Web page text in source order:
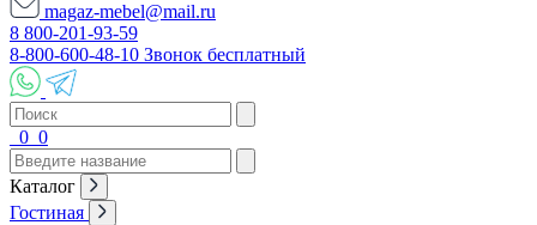
magaz-mebel@mail.ru
8 800-201-93-59
8-800-600-48-10 Звонок бесплатный
0 0
Каталог
Гостиная